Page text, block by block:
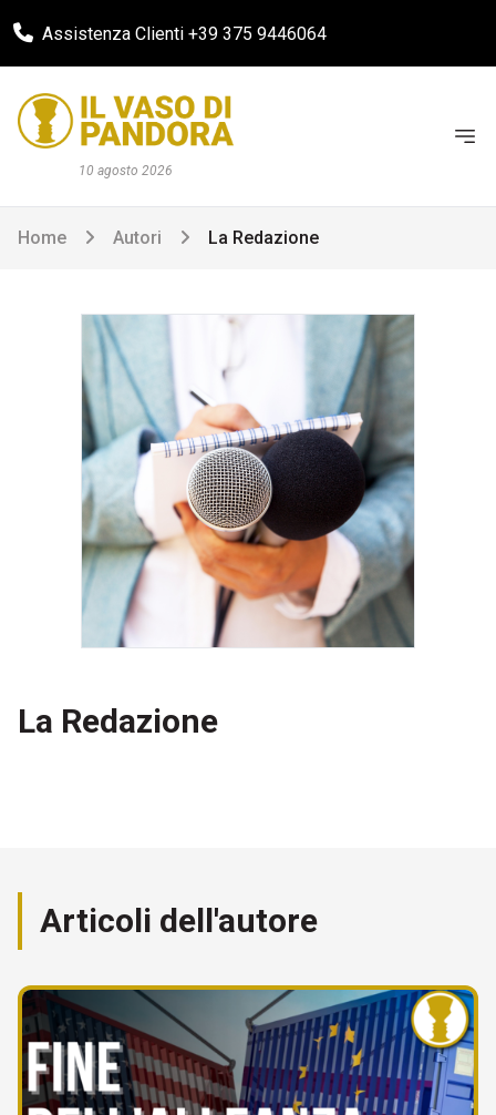
Assistenza Clienti +39 375 9446064
10 agosto 2026
Home Autori La Redazione
La Redazione
Articoli dell'autore